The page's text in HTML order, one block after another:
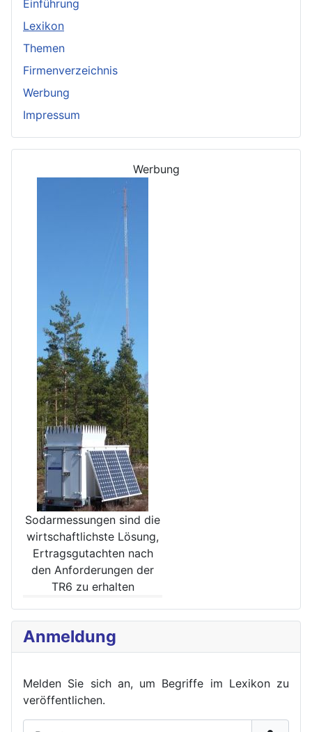
Einführung
Lexikon
Themen
Firmenverzeichnis
Werbung
Impressum
Werbung
Sodarmessungen sind die
wirt­schaftlichste Lösung,
Ertrags­gutachten nach
den Anforde­rungen der
TR6 zu erhalten
Anmeldung
Melden Sie sich an, um Begriffe im Lexikon zu
veröffentlichen.